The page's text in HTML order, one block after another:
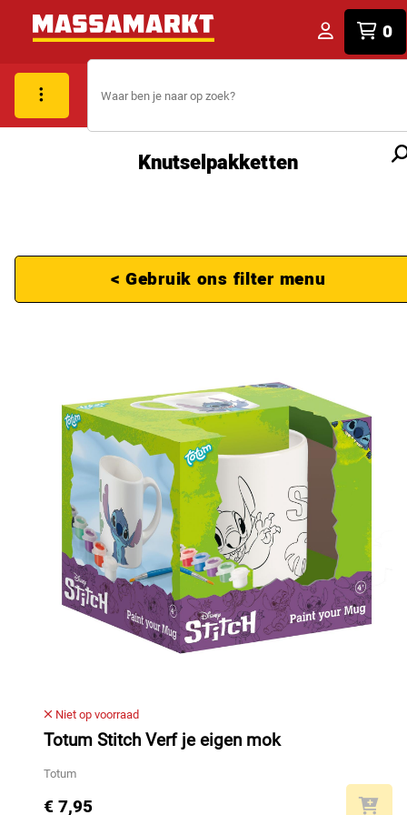
0
Knutselpakketten
< Gebruik ons filter menu
Niet op voorraad
Totum Stitch Verf je eigen mok
Totum
€ 7,95